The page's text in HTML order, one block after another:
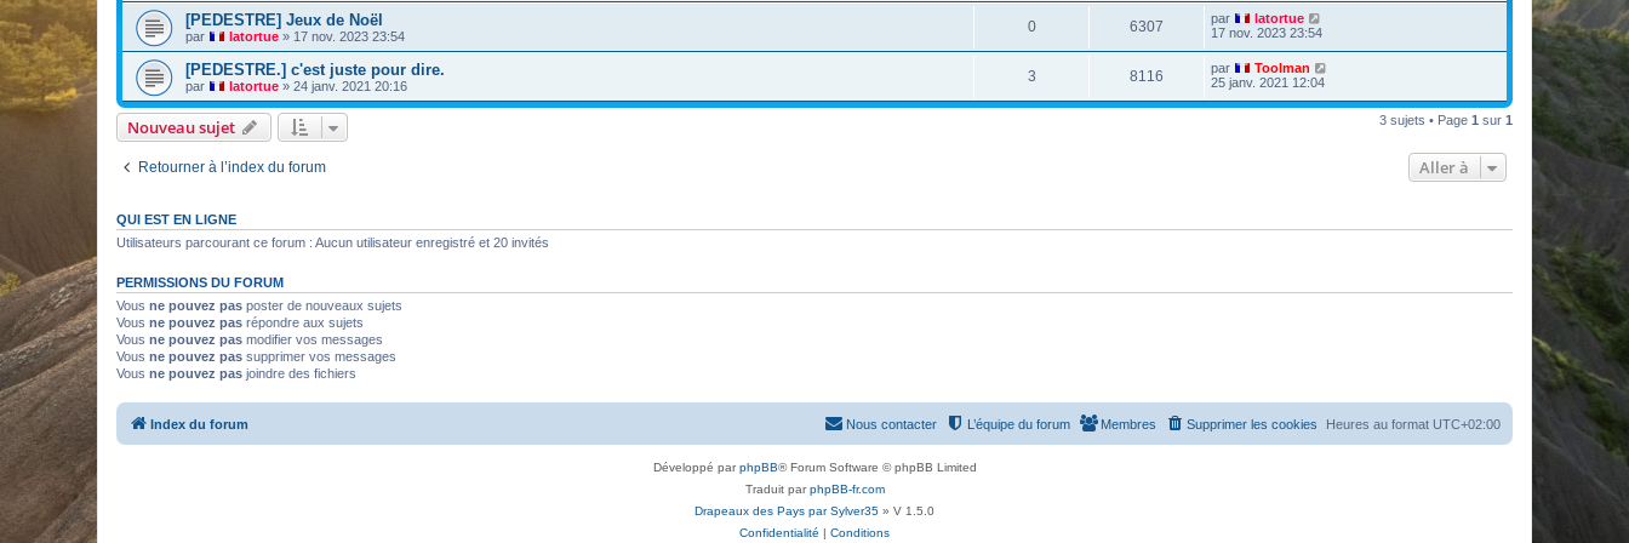
é
o
n
u
i
e
r
m
e
s
[PEDESTRE] Jeux de Noël
par latortue » 17 nov. 2023 23:54
0R
é
6307
u
D
e
i
e
r
par
latortue
17 nov. 2023 23:54
[PEDESTRE.] c'est juste pour dire.
par latortue » 24 janv. 2021 20:16
3R
é
s
s
8116
u
D
e
n
a
par
Toolman
25 janv. 2021 12:04
Nouveau sujet 3 sujets • Page 1 sur 1
Retourner à l’index du forum Aller à
QUI EST EN LIGNE
Utilisateurs parcourant ce forum : Aucun utilisateur enregistré et 20 invités
PERMISSIONS DU FORUM
Vous ne pouvez pas poster de nouveaux sujets
Vous ne pouvez pas répondre aux sujets
Vous ne pouvez pas modifier vos messages
Vous ne pouvez pas supprimer vos messages
Vous ne pouvez pas joindre des fichiers
Index du forum Heures au format UTC+02:00
Supprimer les cookies
Membres
L’équipe du forum
Nous contacter
Développé parphpBB® Forum Software © phpBB Limited
Traduit parphpBB-fr.com
Drapeaux des Pays par Sylver35 » V 1.5.0
Confidentialité | Conditions